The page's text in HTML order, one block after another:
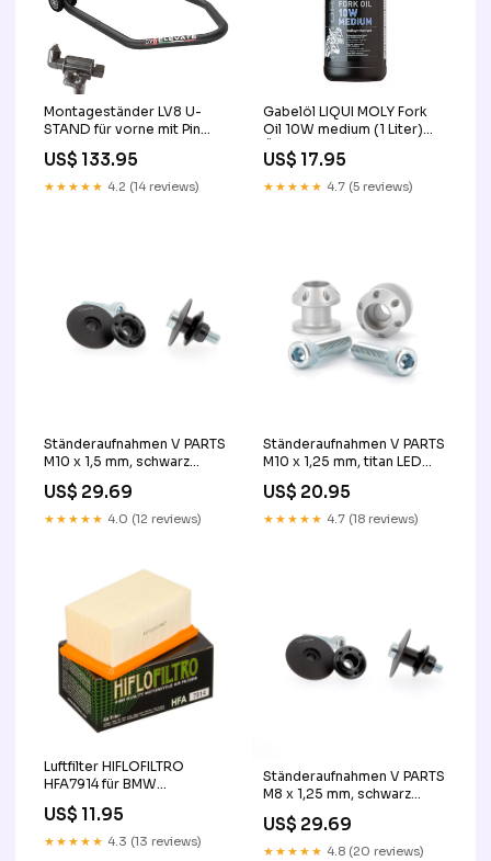
Montageständer LV8 U-
STAND für vorne mit Pin
Aufnahmen ALL BALLS
RACING
US$ 133.95
★★★★★ 4.2 (14 reviews)
Gabelöl LIQUI MOLY Fork
Oil 10W medium (1 Liter)
Öle & Pflege
US$ 17.95
★★★★★ 4.7 (5 reviews)
Ständeraufnahmen V PARTS
M10 x 1,5 mm, schwarz
Hauptscheinwerfer
US$ 29.69
★★★★★ 4.0 (12 reviews)
Ständeraufnahmen V PARTS
M10 x 1,25 mm, titan LED
Blinker
US$ 20.95
★★★★★ 4.7 (18 reviews)
Luftfilter HIFLOFILTRO
HFA7914 für BMW
Lenkerendenspiegel
Fahrzeugbezogen
US$ 11.95
★★★★★ 4.3 (13 reviews)
Ständeraufnahmen V PARTS
M8 x 1,25 mm, schwarz
Motorradheber
US$ 29.69
★★★★★ 4.8 (20 reviews)